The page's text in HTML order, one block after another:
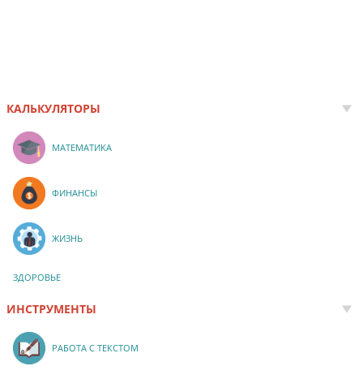
КАЛЬКУЛЯТОРЫ
МАТЕМАТИКА
ФИНАНСЫ
ЖИЗНЬ
ЗДОРОВЬЕ
ИНСТРУМЕНТЫ
РАБОТА С ТЕКСТОМ